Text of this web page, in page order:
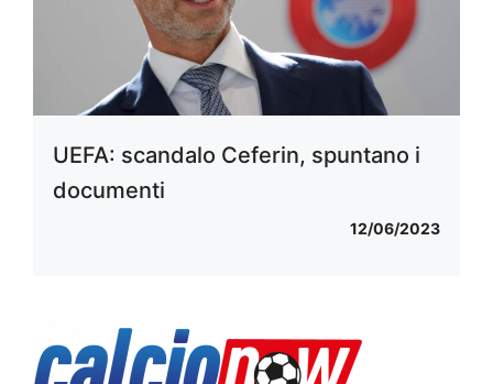
UEFA: scandalo Ceferin, spuntano i
documenti
12/06/2023